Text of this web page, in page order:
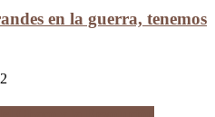
en la guerra, tenemos